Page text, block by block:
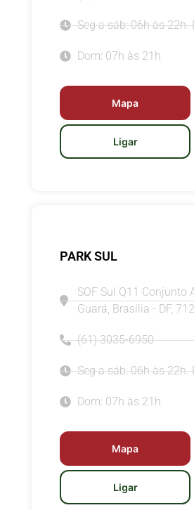
Seg a sáb: 06h às 22h.
Dom: 07h às 21h
Mapa
Ligar
PARK SUL
SOF Sul Q11 Conjunto
Guará, Brasília - DF,
(61) 3035-6950
Seg a sáb: 06h às 22h.
Dom: 07h às 21h
Mapa
Ligar